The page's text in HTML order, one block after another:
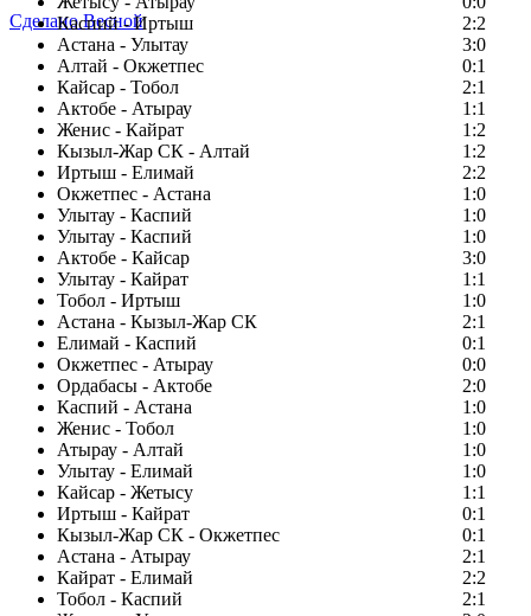
Каспий - Иртыш
2:2
Астана - Улытау
3:0
Алтай - Окжетпес
0:1
Кайсар - Тобол
2:1
Актобе - Атырау
1:1
Женис - Кайрат
1:2
Кызыл-Жар СК - Алтай
1:2
Иртыш - Елимай
2:2
Окжетпес - Астана
1:0
Улытау - Каспий
1:0
Улытау - Каспий
1:0
Актобе - Кайсар
3:0
Улытау - Кайрат
1:1
Тобол - Иртыш
1:0
Астана - Кызыл-Жар СК
2:1
Елимай - Каспий
0:1
Окжетпес - Атырау
0:0
Ордабасы - Актобе
2:0
Каспий - Астана
1:0
Женис - Тобол
1:0
Атырау - Алтай
1:0
Улытау - Елимай
1:0
Кайсар - Жетысу
1:1
Иртыш - Кайрат
0:1
Кызыл-Жар СК - Окжетпес
0:1
Астана - Атырау
2:1
Кайрат - Елимай
2:2
Тобол - Каспий
2:1
Сделано Весной